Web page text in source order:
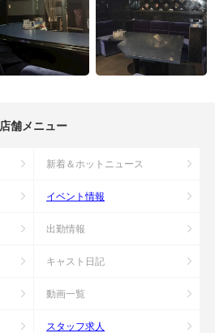
店舗メニュー
新着＆ホットニュース
イベント情報
出勤情報
キャスト日記
動画一覧
スタッフ求人